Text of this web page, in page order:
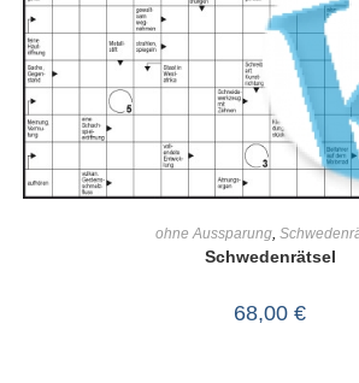
ohne Aussparung,
Schwedenrätsel
68,00 €